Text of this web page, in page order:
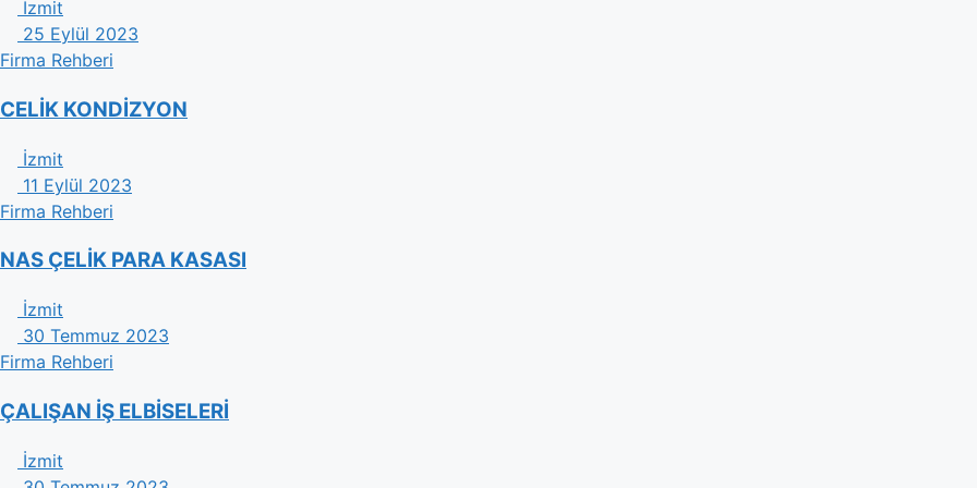
İzmit
25 Eylül 2023
Firma Rehberi
CELİK KONDİZYON
İzmit
11 Eylül 2023
Firma Rehberi
NAS ÇELİK PARA KASASI
İzmit
30 Temmuz 2023
Firma Rehberi
ÇALIŞAN İŞ ELBİSELERİ
İzmit